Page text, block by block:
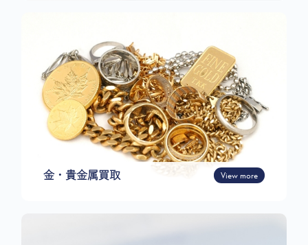
金・貴金属買取 View more